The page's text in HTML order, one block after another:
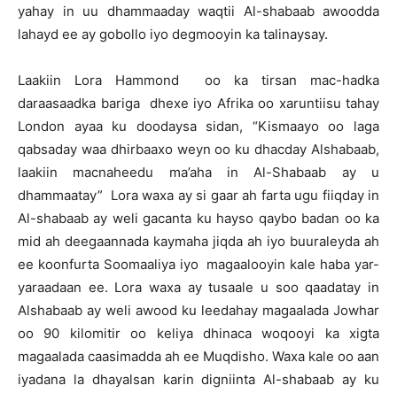
yahay in uu dhammaaday waqtii Al-shabaab awoodda
lahayd ee ay gobollo iyo degmooyin ka talinaysay.
Laakiin Lora Hammond oo ka tirsan mac-hadka
daraasaadka bariga dhexe iyo Afrika oo xaruntiisu tahay
London ayaa ku doodaysa sidan, “Kismaayo oo laga
qabsaday waa dhirbaaxo weyn oo ku dhacday Alshabaab,
laakiin macnaheedu ma’aha in Al-Shabaab ay u
dhammaatay” Lora waxa ay si gaar ah farta ugu fiiqday in
Al-shabaab ay weli gacanta ku hayso qaybo badan oo ka
mid ah deegaannada kaymaha jiqda ah iyo buuraleyda ah
ee koonfurta Soomaaliya iyo magaalooyin kale haba yar-
yaraadaan ee. Lora waxa ay tusaale u soo qaadatay in
Alshabaab ay weli awood ku leedahay magaalada Jowhar
oo 90 kilomitir oo keliya dhinaca woqooyi ka xigta
magaalada caasimadda ah ee Muqdisho. Waxa kale oo aan
iyadana la dhayalsan karin digniinta Al-shabaab ay ku